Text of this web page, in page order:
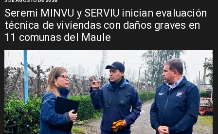
Seremi MINVU y SERVIU inician evaluación
técnica de viviendas con daños graves en
11 comunas del Maule